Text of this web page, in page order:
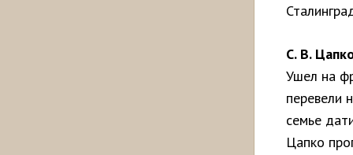
С. В.
Ушел на
перевели
семье
Цапко